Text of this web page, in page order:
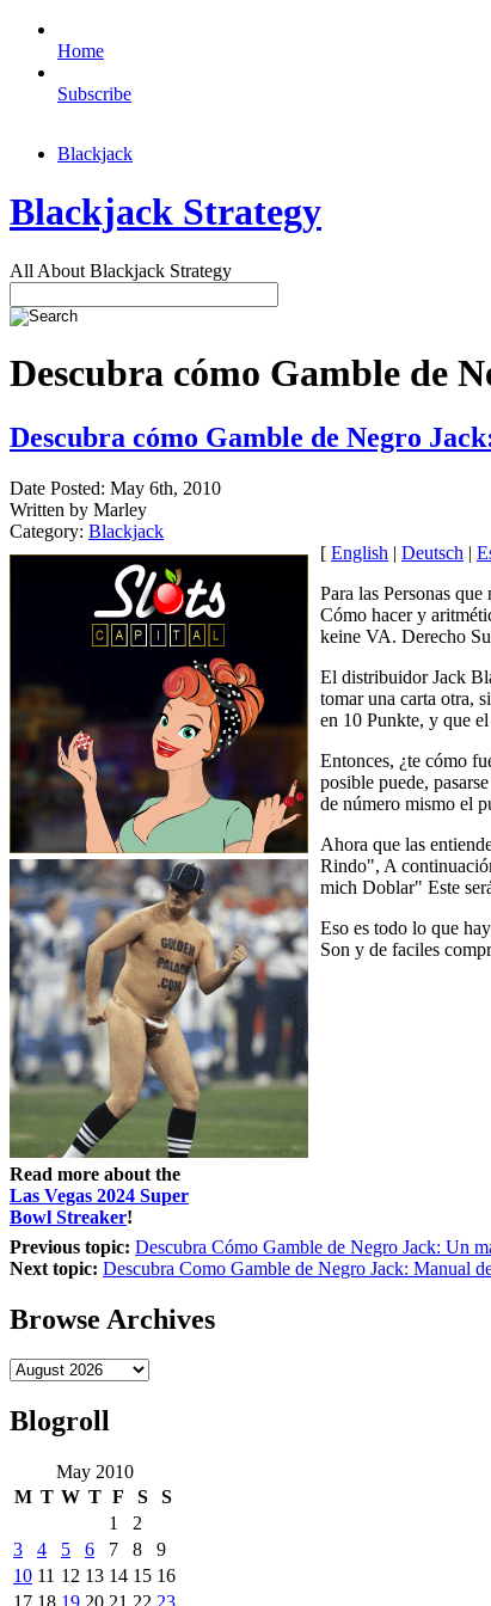
Home
Subscribe
Blackjack
Blackjack Strategy
All About Blackjack Strategy
Descubra cómo Gamble de
Descubra cómo Gamble de Negro
Date Posted: May 6th, 2010
Written by Marley
Category: Blackjack
Read more about the
Las Vegas 2024 Super
Bowl Streaker!
[ English | Deutsch |
Para las Personas
Cómo hacer y
keine VA. Derecho
El distribuidor Jack
tomar una carta otra,
en 10 Punkte, y que
Entonces, ¿te cómo
posible puede,
de número mismo el
Ahora que las
Rindo", A
mich Doblar" Este
Eso es todo lo que
Son y de faciles
Previous topic: Descubra Cómo Gamble de Negro Jack: Un
Next topic: Descubra Como Gamble de Negro Jack: Manual
Browse Archives
Blogroll
May 2010
M T W T F S
S
1
2
3
4 5 6 7 8
9
10 11 12 13 14 15 16